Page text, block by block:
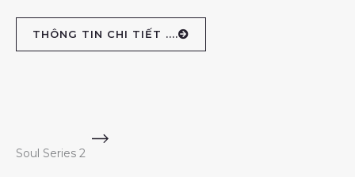
THÔNG TIN CHI TIẾT ....
Soul Series 2